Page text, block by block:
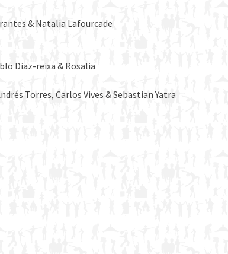
& Natalia Lafourcade
Diaz-reixa & Rosalia
Torres, Carlos Vives & Sebastian Yatra